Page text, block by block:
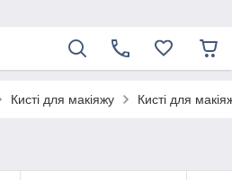
Кисті для макіяжу Кисті для